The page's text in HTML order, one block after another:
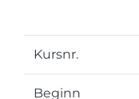
Kursnr.
Beginn